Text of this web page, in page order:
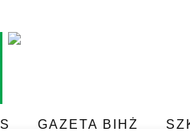
GAZETA BIHŻ